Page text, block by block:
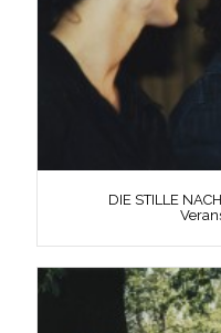
DIE STILLE